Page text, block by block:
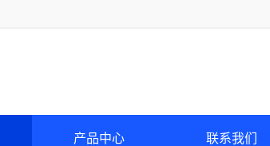
产品中心 联系我们